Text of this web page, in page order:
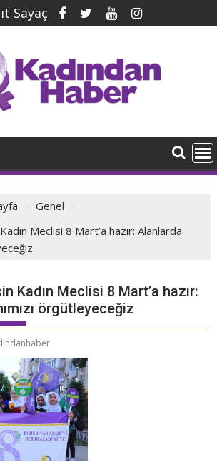
Sayaç
Genel
Meclisi 8 Mart’a hazır: Alanlarda
Kadın Meclisi 8 Mart’a hazır:
örgütleyeceğiz